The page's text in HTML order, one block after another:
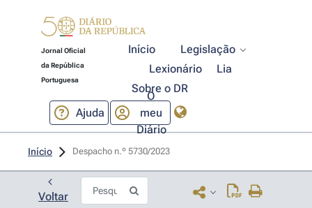
Jornal Oficial
da República
Portuguesa
Início
Legislação
Lexionário
Lia
Sobre o DR
Ajuda
O
meu
Diário
Início Despacho n.º 5730/2023
Voltar